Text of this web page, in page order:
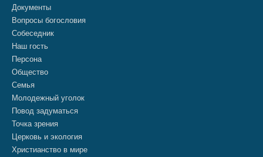
Документы
Вопросы богословия
Собеседник
Наш гость
Персона
Общество
Семья
Молодежный уголок
Повод задуматься
Точка зрения
Церковь и экология
Христианство в мире